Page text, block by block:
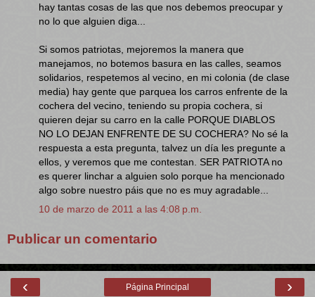
hay tantas cosas de las que nos debemos preocupar y
no lo que alguien diga...
Si somos patriotas, mejoremos la manera que
manejamos, no botemos basura en las calles, seamos
solidarios, respetemos al vecino, en mi colonia (de clase
media) hay gente que parquea los carros enfrente de la
cochera del vecino, teniendo su propia cochera, si
quieren dejar su carro en la calle PORQUE DIABLOS
NO LO DEJAN ENFRENTE DE SU COCHERA? No sé la
respuesta a esta pregunta, talvez un día les pregunte a
ellos, y veremos que me contestan. SER PATRIOTA no
es querer linchar a alguien solo porque ha mencionado
algo sobre nuestro páis que no es muy agradable...
10 de marzo de 2011 a las 4:08 p.m.
Publicar un comentario
‹ ›
Página Principal